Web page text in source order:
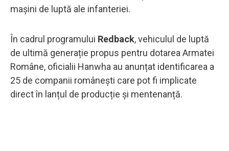
mașini de luptă ale infanteriei.
În cadrul programului Redback, vehiculul de luptă
de ultimă generație propus pentru dotarea Armatei
Române, oficialii Hanwha au anunțat identificarea a
25 de companii românești care pot fi implicate
direct în lanțul de producție și mentenanță.